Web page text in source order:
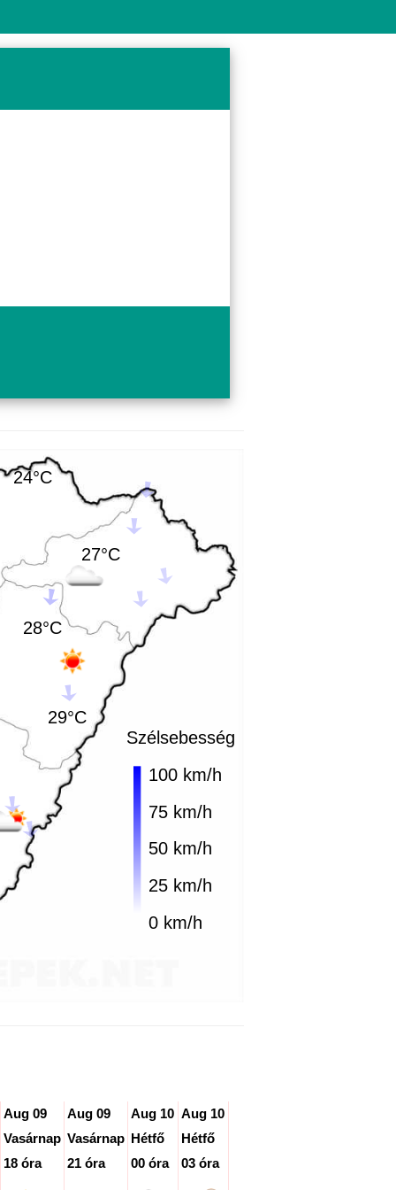
28°C
24°C
29°C
27°C
Szélsebesség
100 km/h
75 km/h
50 km/h
25 km/h
0 km/h
Aug 09
Vasárnap
18 óra
Aug 09
Vasárnap
21 óra
Aug 10
Hétfő
00 óra
Aug 10
Hétfő
03 óra